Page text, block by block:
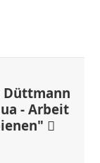
Düttmann
- Arbeit